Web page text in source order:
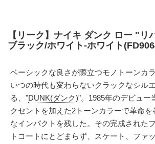
【リーク】ナイキ ダンク ロー "リ
ブラック/ホワイト-ホワイト
ベーシックな良さが際立つモノトーンカ
いつの時代も変わらないクラックなシル
る、"DUNK(ダンク)"。1985年のデビュー
クセントを加えた2トーンカラーで革命を
なインパクトを残した。その完成された
トコートにとどまらず、スケート、ファ